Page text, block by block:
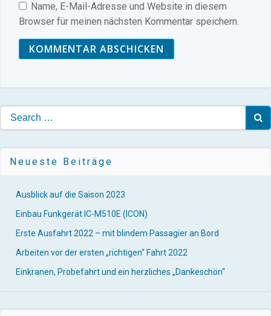
Name, E-Mail-Adresse und Website in diesem
Browser für meinen nächsten Kommentar speichern.
Search
for:
Neueste Beiträge
Ausblick auf die Saison 2023
Einbau Funkgerät IC-M510E (ICON)
Erste Ausfahrt 2022 – mit blindem Passagier an Bord
Arbeiten vor der ersten „richtigen“ Fahrt 2022
Einkranen, Probefahrt und ein herzliches „Dankeschön“